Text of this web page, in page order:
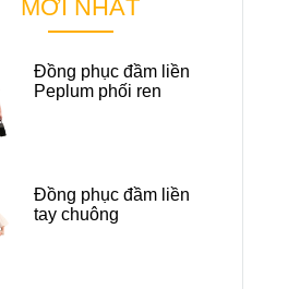
MỚI NHẤT
Đồng phục đầm liền
Peplum phối ren
Đồng phục đầm liền
tay chuông